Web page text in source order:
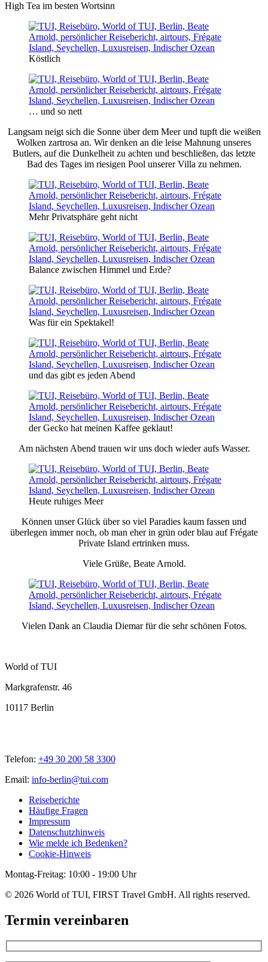
High Tea im besten Wortsinn
Köstlich
… und so nett
Langsam neigt sich die Sonne über dem Meer und tupft die weißen
Wolken zartrosa an. Wir denken an die leise Mahnung unseres
Butlers, auf die Dunkelheit zu achten und beschließen, das letzte
Bad des Tages im riesigen Pool unserer Villa zu nehmen.
Mehr Privatsphäre geht nicht
Balance zwischen Himmel und Erde?
Was für ein Spektakel!
und das gibt es jeden Abend
der Gecko hat meinen Kaffee geklaut!
Am nächsten Abend trauen wir uns doch wieder aufs Wasser.
Heute ruhiges Meer
Können unser Glück über so viel Paradies kaum fassen und
überlegen immer noch, ob man eher in grün oder blau auf Frégate
Private Island ertrinken muss.
Viele Grüße, Beate Arnold.
Vielen Dank an Claudia Diemar für die sehr schönen Fotos.
World of TUI
Markgrafenstr. 46
10117 Berlin
Telefon: +49 30 200 58 3300
Email: info-berlin@tui.com
Reiseberichte
Häufige Fragen
Impressum
Datenschutzhinweis
Wie melde ich Bedenken?
Cookie-Hinweis
Montag-Freitag: 10:00 - 19:00 Uhr
© 2026 World of TUI, FIRST Travel GmbH. All rights reserved.
Termin vereinbaren